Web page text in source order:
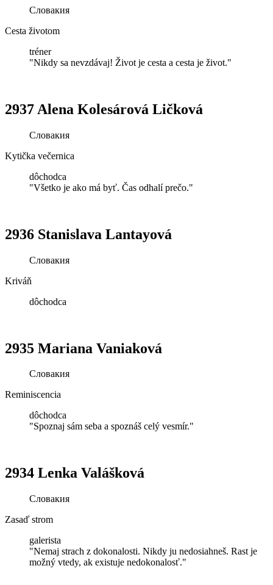
Словакия
Cesta životom
tréner
"Nikdy sa nevzdávaj! Život je cesta a cesta je život."
2937 Alena Kolesárová Ličková
Словакия
Kytička večernica
dôchodca
"Všetko je ako má byť. Čas odhalí prečo."
2936 Stanislava Lantayová
Словакия
Kriváň
dôchodca
2935 Mariana Vaniaková
Словакия
Reminiscencia
dôchodca
"Spoznaj sám seba a spoznáš celý vesmír."
2934 Lenka Valášková
Словакия
Zasaď strom
galerista
"Nemaj strach z dokonalosti. Nikdy ju nedosiahneš. Rast je
možný vtedy, ak existuje nedokonalosť."